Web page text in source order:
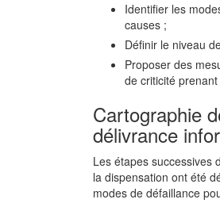
Identifier les
causes ;
Définir le niveau
Proposer des
de criticité
Cartographie
délivrance
Les étapes successives
la dispensation ont été
modes de défaillance